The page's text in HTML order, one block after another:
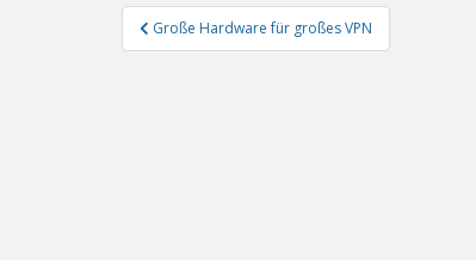
Beitragsnavigation
Große Hardware für großes VPN